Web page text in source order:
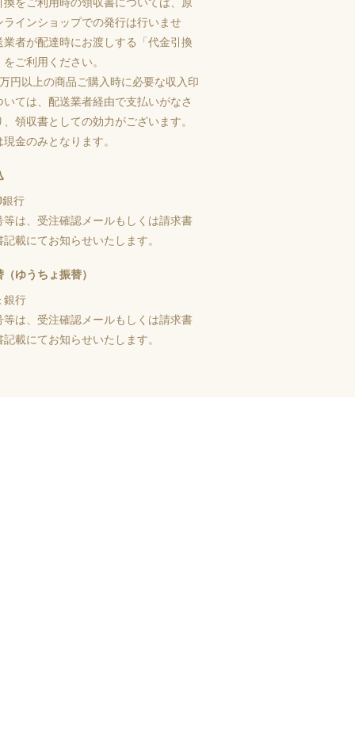
ラインショップでの発行は行いませ
業者が配達時にお渡しする「代金引換
ご利用ください。
円以上の商品ご購入時に必要な収入印
いては、配送業者経由で支払いがなさ
、領収書としての効力がございます。
金のみとなります。
銀行
等は、受注確認メールもしくは請求書
記載にてお知らせいたします。
ゆうちょ振替）
銀行
等は、受注確認メールもしくは請求書
記載にてお知らせいたします。